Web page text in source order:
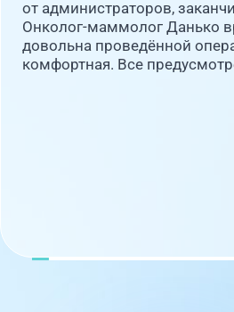
от администраторов,
Онколог-маммолог Данько
довольна проведённой
комфортная. Все